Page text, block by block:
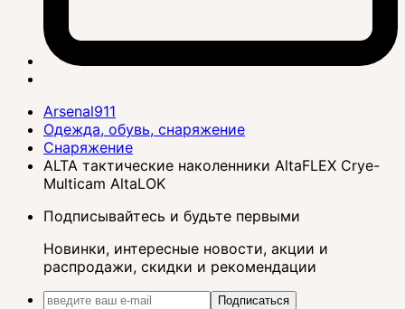
Arsenal911
Одежда, обувь, снаряжение
Снаряжение
ALTA тактические наколенники AltaFLEX Crye-
Multicam AltaLOK
Подписывайтесь и будьте первыми
Новинки, интересные новости, акции и
распродажи, скидки и рекомендации
Подписаться